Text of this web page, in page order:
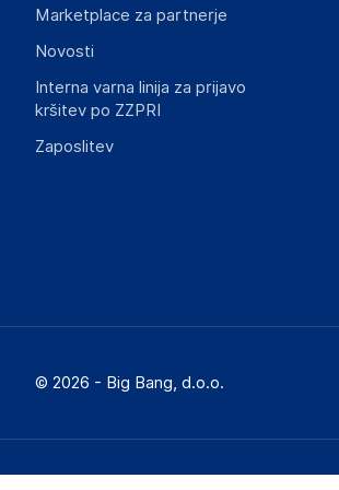
Marketplace za partnerje
Novosti
Interna varna linija za prijavo
kršitev po ZZPRI
Zaposlitev
© 2026 - Big Bang, d.o.o.